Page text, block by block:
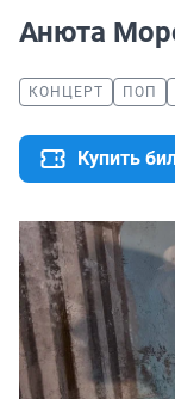
Анюта
КОНЦЕРТ ПОП
Купить